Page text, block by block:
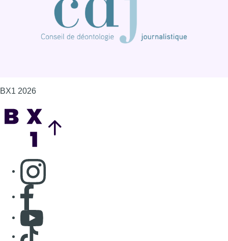
BX1 2026
Consulter page Instagram
Consulter page Facebook
Consulter Youtube
Consulter TikTok